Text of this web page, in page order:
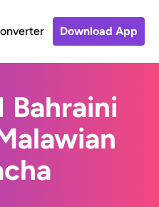
Download App
Bahraini